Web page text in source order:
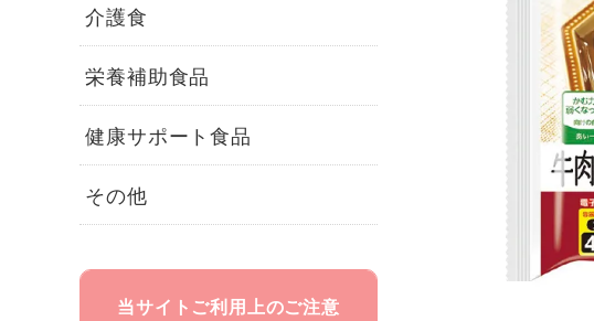
介護食
栄養補助食品
健康サポート食品
その他
当サイトご利用上のご注意